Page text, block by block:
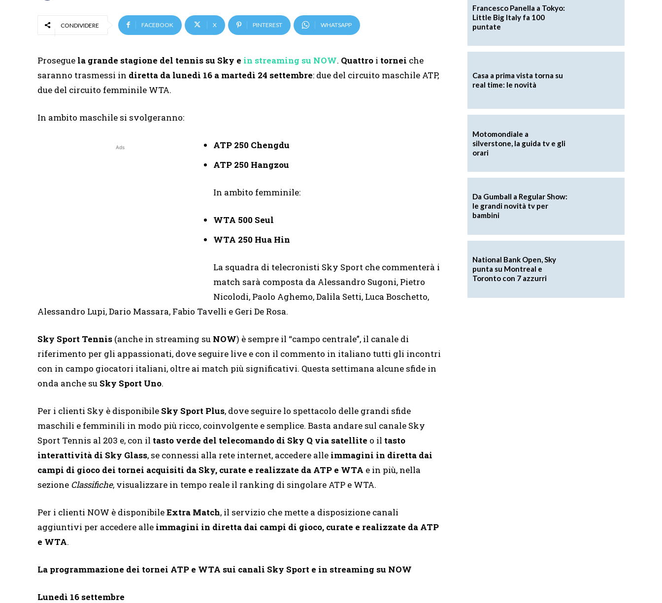
CONDIVIDERE FACEBOOK X PINTEREST WHATSAPP
Prosegue la grande stagione del tennis su Sky e in streaming su NOW. Quattro i tornei che
saranno trasmessi in diretta da lunedì 16 a martedì 24 settembre: due del circuito maschile ATP,
due del circuito femminile WTA.
In ambito maschile si svolgeranno:
Ads
ATP 250 Chengdu
ATP 250 Hangzou
In ambito femminile:
WTA 500 Seul
WTA 250 Hua Hin
La squadra di telecronisti Sky Sport che commenterà i
match sarà composta da Alessandro Sugoni, Pietro
Nicolodi, Paolo Aghemo, Dalila Setti, Luca Boschetto,
Alessandro Lupi, Dario Massara, Fabio Tavelli e Geri De Rosa.
Sky Sport Tennis (anche in streaming su NOW) è sempre il “campo centrale”, il canale di
riferimento per gli appassionati, dove seguire live e con il commento in italiano tutti gli incontri
con in campo giocatori italiani, oltre ai match più significativi. Questa settimana alcune sfide in
onda anche su Sky Sport Uno.
Per i clienti Sky è disponibile Sky Sport Plus, dove seguire lo spettacolo delle grandi sfide
maschili e femminili in modo più ricco, coinvolgente e semplice. Basta andare sul canale Sky
Sport Tennis al 203 e, con il tasto verde del telecomando di Sky Q via satellite o il tasto
interattività di Sky Glass, se connessi alla rete internet, accedere alle immagini in diretta dai
campi di gioco dei tornei acquisiti da Sky, curate e realizzate da ATP e WTA e in più, nella
sezione Classifiche, visualizzare in tempo reale il ranking di singolare ATP e WTA.
Per i clienti NOW è disponibileExtra Match, il servizio che mette a disposizione canali
aggiuntivi per accedere alle immagini in diretta dai campi di gioco, curate e realizzate da ATP
e WTA.
La programmazione dei tornei ATP e WTA sui canali Sky Sport e in streaming su NOW
Lunedì 16 settembre
Francesco Panella a Tokyo:
Little Big Italy fa 100
puntate
Casa a prima vista torna su
real time: le novità
Motomondiale a
silverstone, la guida tv e gli
orari
Da Gumball a Regular Show:
le grandi novità tv per
bambini
National Bank Open, Sky
punta su Montreal e
Toronto con 7 azzurri